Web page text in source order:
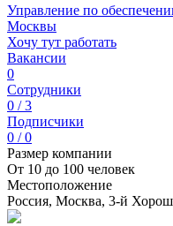
Управление по
Москвы
Хочу тут работать
Вакансии
0
Сотрудники
0 / 3
Подписчики
0 / 0
Размер компании
От 10 до 100 человек
Местоположение
Россия, Москва, 3-й